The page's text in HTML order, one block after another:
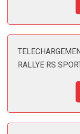
RALLYE RS